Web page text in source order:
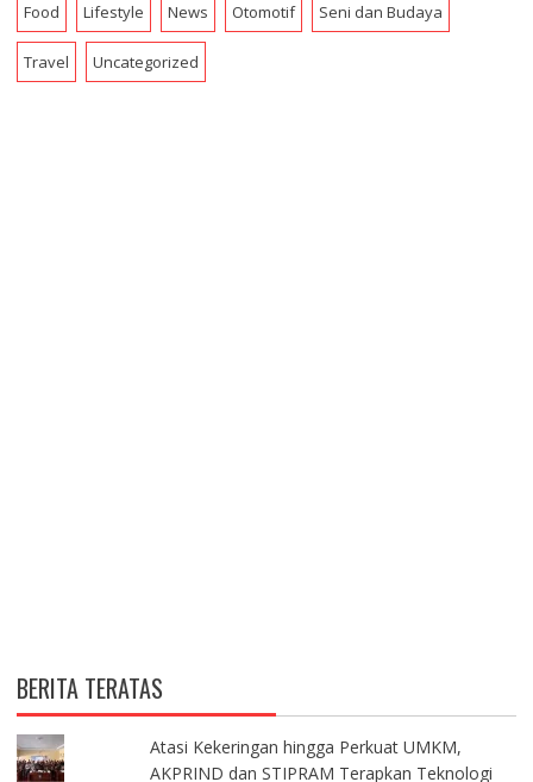
Food Lifestyle News Otomotif Seni dan Budaya
Travel Uncategorized
BERITA TERATAS
Atasi Kekeringan hingga Perkuat UMKM,
AKPRIND dan STIPRAM Terapkan Teknologi